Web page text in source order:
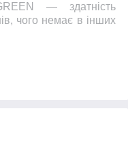
— здатність
чого немає в інших